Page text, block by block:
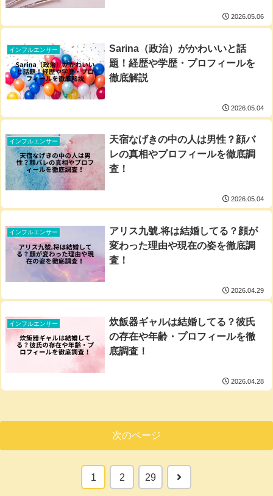
2026.05.06
インフルエンサー
Sarina（政治）がかわいいと話
題！経歴や学歴・プロフィールを
徹底解説
2026.05.04
インフルエンサー
天宿なげきの中の人は男性？顔バ
レの真相やプロフィールを徹底調
査！
2026.05.04
インフルエンサー
アリス九號.将は結婚してる？顔が
変わった理由や現在の姿を徹底調
査！
2026.04.29
インフルエンサー
炊飯器ギャルは結婚してる？彼氏
の存在や年齢・プロフィールを徹
底調査！
2026.04.28
次のページ
1 2 29 次